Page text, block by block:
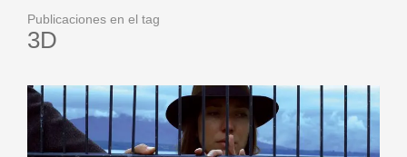
Publicaciones en el tag
3D